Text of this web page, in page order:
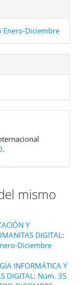
Enero-Diciembre
.
mismo
Y
DIGITAL:
Diciembre
INFORMÁTICA Y
DIGITAL: Núm. 35